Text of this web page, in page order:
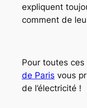
expliquent
comment de
Pour toutes ces
de Paris vous
de l’électricité !